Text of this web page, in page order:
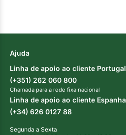
Ajuda
Linha de apoio ao cliente Portugal
(+351) 262 060 800
Chamada para a rede fixa nacional
Linha de apoio ao cliente Espanha
(+34) 626 0127 88
Segunda a Sexta